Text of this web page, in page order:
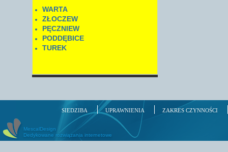
WARTA
ZŁOCZEW
PĘCZNIEW
PODDĘBICE
TUREK
SIEDZIBA UPRAWNIENIA ZAKRES CZYNNOŚCI
MescalDesign
Dedykowane rozwiązania internetowe